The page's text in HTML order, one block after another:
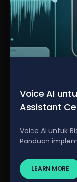
Voice AI
Assistant
Voice AI untuk
Panduan
LEARN MORE